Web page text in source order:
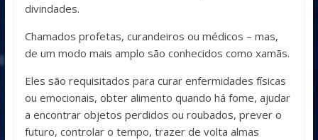
divindades.
Chamados profetas, curandeiros ou médicos – mas,
de um modo mais amplo são conhecidos como xamãs.
Eles são requisitados para curar enfermidades físicas
ou emocionais, obter alimento quando há fome, ajudar
a encontrar objetos perdidos ou roubados, prever o
futuro, controlar o tempo, trazer de volta almas